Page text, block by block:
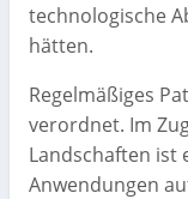
technologische
hätten.
Regelmäßiges
verordnet. Im
Landschaften ist
Anwendungen